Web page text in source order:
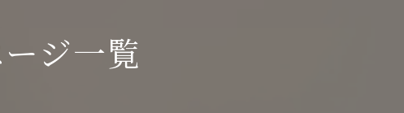
ジ一覧